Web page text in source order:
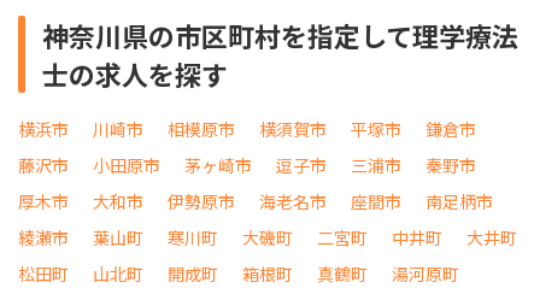
神奈川県の市区町村を指定して理学療法
士の求人を探す
横浜市 川崎市 相模原市 横須賀市 平塚市
鎌倉市
藤沢市
小田原市 茅ヶ崎市 逗子市 三浦市
秦野市
厚木市
大和市 伊勢原市 海老名市 座間市
南足柄市
綾瀬市
葉山町 寒川町 大磯町 二宮町 中井町
大井町
松田町
山北町 開成町 箱根町 真鶴町
湯河原町